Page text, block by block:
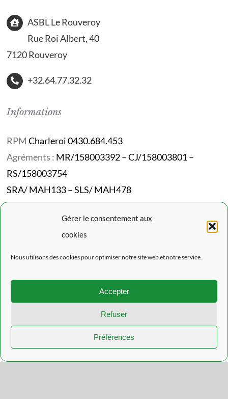
Gérer le consentement aux
cookies
Nous utilisons des cookies pour optimiser notre site web et notre service.
Accepter
Refuser
Préférences
ASBL Le Rouveroy
Rue Roi Albert, 40
7120 Rouveroy
+32.64.77.32.32
Informations
RPM Charleroi 0430.684.453
Agréments : MR/158003392 – CJ/158003801 –
RS/158003754
SRA/ MAH133 – SLS/ MAH478
Codes NACE :87101/87301/87302/87202
L’actualité du Rouveroy